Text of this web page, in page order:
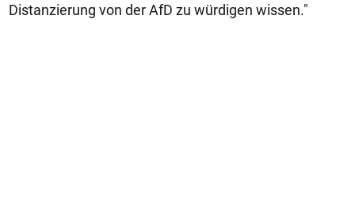
Distanzierung von der AfD zu würdigen wissen."